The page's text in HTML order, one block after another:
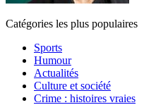
Catégories les plus populaires
Sports
Humour
Actualités
Culture et société
Crime : histoires vraies